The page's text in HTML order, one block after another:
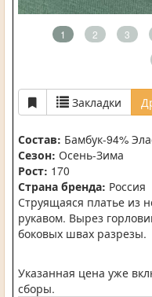
1 2 3
Закладки
Состав: Бамбук-94%
Сезон: Осень-Зима
Рост: 170
Страна бренда: Россия
Струящаяся платье из
рукавом. Вырез
боковых швах разрезы.
Указанная цена уже
сборы.